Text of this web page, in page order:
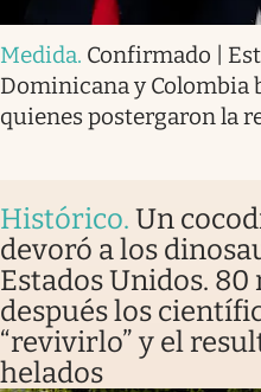
Medida. Confirmado |
Dominicana y Colombia
quienes postergaron la
Histórico. Un
devoró a los
Estados Unidos.
después los
“revivirlo” y el
helados